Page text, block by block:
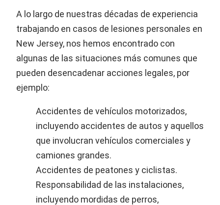
A lo largo de nuestras décadas de experiencia
trabajando en casos de lesiones personales en
New Jersey, nos hemos encontrado con
algunas de las situaciones más comunes que
pueden desencadenar acciones legales, por
ejemplo:
Accidentes de vehículos motorizados,
incluyendo accidentes de autos y aquellos
que involucran vehículos comerciales y
camiones grandes.
Accidentes de peatones y ciclistas.
Responsabilidad de las instalaciones,
incluyendo mordidas de perros,